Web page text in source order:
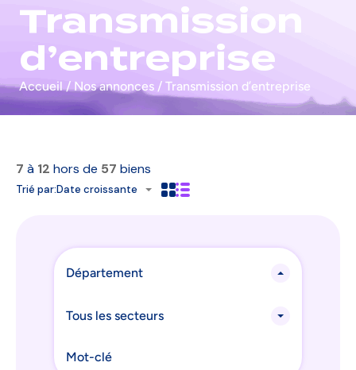
Transmission
d’entreprise
Accueil/Nos annonces / Transmission d’entreprise
7 à 12 hors de 57 biens
Trié par:Date croissante
Département
Tous les secteurs